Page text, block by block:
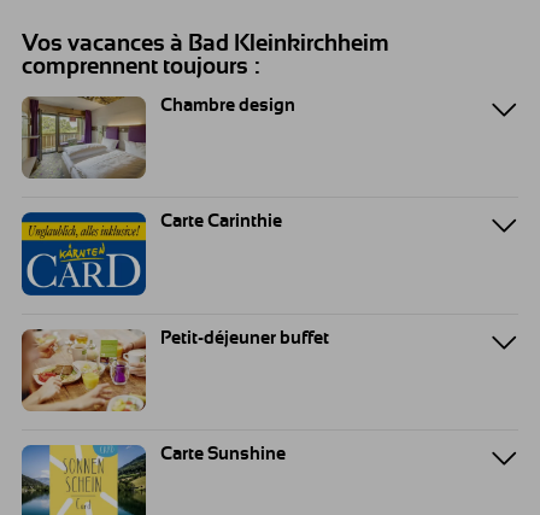
Vos vacances à Bad Kleinkirchheim
comprennent toujours :
Chambre design
Carte Carinthie
Petit-déjeuner buffet
Carte Sunshine